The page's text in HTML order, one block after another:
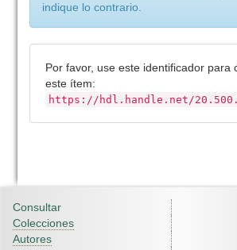
indique lo contrario.
Por favor, use este identificador para
este ítem:
https://hdl.handle.net/
Consultar
Colecciones
Autores